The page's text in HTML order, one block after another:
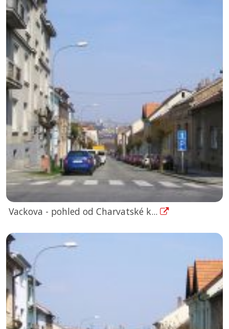
Vackova - pohled od Charvatské k...